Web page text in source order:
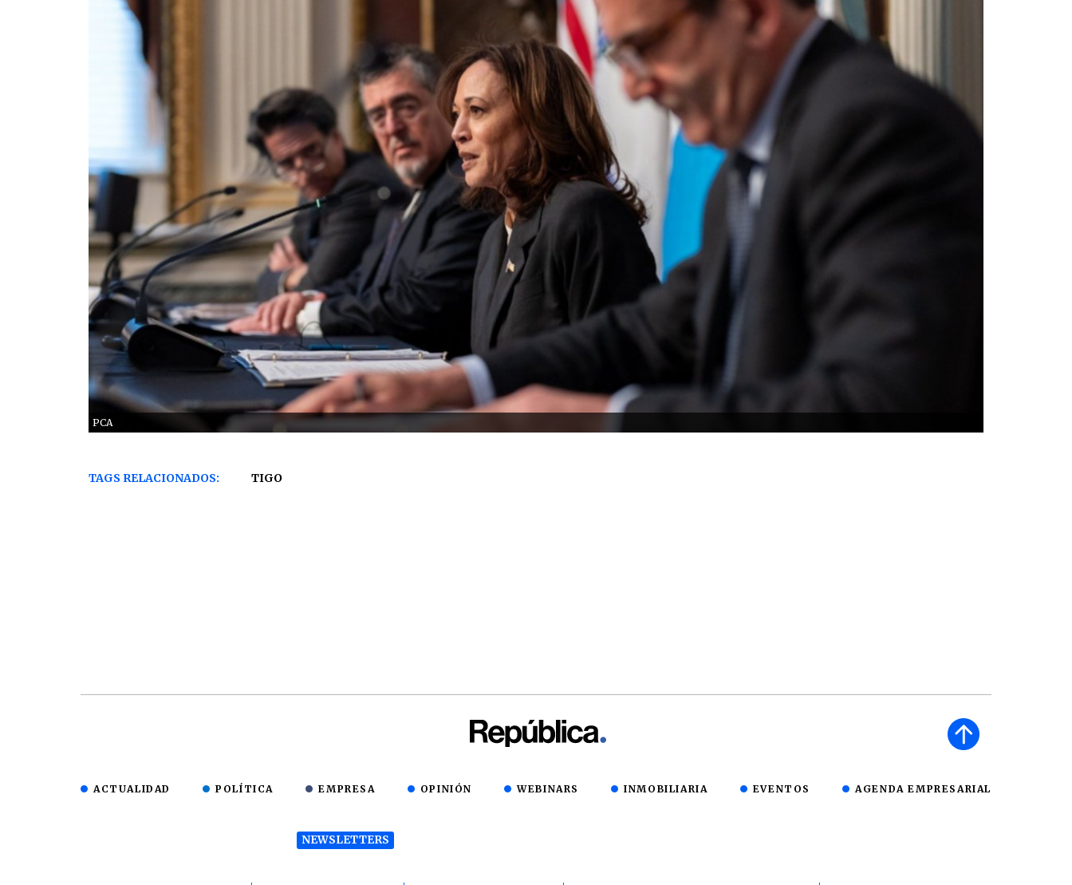
PCA
TAGS RELACIONADOS: TIGO
ACTUALIDAD POLÍTICA EMPRESA OPINIÓN WEBINARS INMOBILIARIA EVENTOS AGENDA EMPRESARIAL
NEWSLETTERS